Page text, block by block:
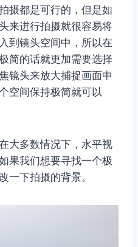
摄都是可行的，但是如
来进行拍摄就很容易将
到镜头空间中，所以在
简的话就更加需要选择
镜头来放大捕捉画面中
空间保持极简就可以
大多数情况下，水平视
果我们想要寻找一个极
一下拍摄的背景。